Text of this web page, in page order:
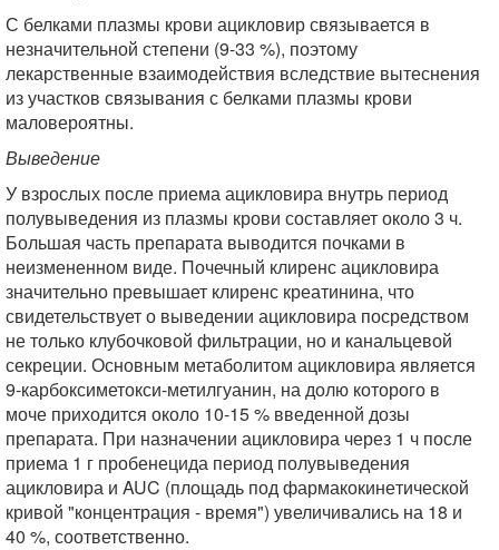
С белками плазмы крови ацикловир связывается в
незначительной степени (9-33 %), поэтому
лекарственные взаимодействия вследствие вытеснения
из участков связывания с белками плазмы крови
маловероятны.
Выведение
У взрослых после приема ацикловира внутрь период
полувыведения из плазмы крови составляет около 3 ч.
Большая часть препарата выводится почками в
неизмененном виде. Почечный клиренс ацикловира
значительно превышает клиренс креатинина, что
свидетельствует о выведении ацикловира посредством
не только клубочковой фильтрации, но и канальцевой
секреции. Основным метаболитом ацикловира является
9-карбоксиметокси-метилгуанин, на долю которого в
моче приходится около 10-15 % введенной дозы
препарата. При назначении ацикловира через 1 ч после
приема 1 г пробенецида период полувыведения
ацикловира и AUC (площадь под фармакокине­тической
кривой "концентрация - время") увеличивались на 18 и
40 %, соответственно.